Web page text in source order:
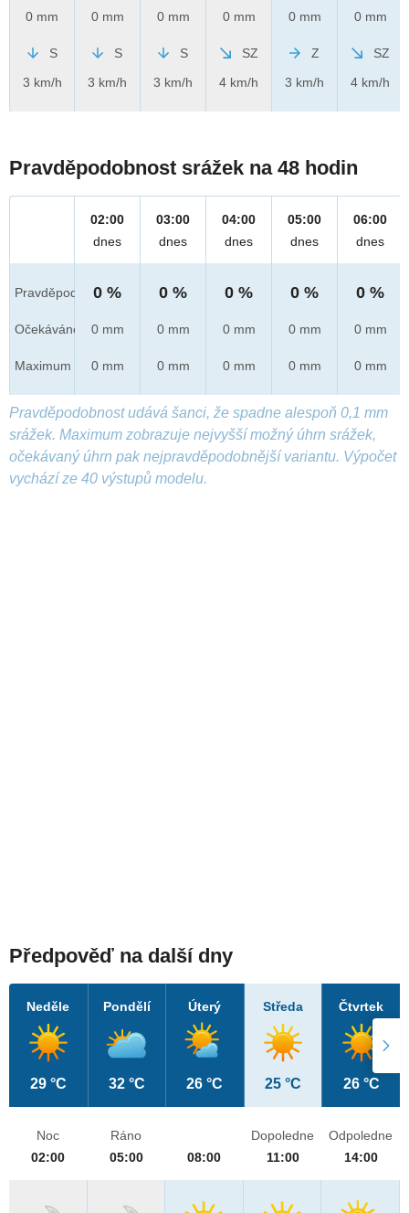
0 mm
S
3 km/h
0 mm
S
3 km/h
0 mm
S
3 km/h
0 mm
SZ
4 km/h
0 mm
Z
3 km/h
0 mm
SZ
4 km/h
Pravděpodobnost srážek na 48 hodin
Pravděpod.
Očekáváno
Maximum
02:00
dnes
0 %
0 mm
0 mm
03:00
dnes
0 %
0 mm
0 mm
04:00
dnes
0 %
0 mm
0 mm
05:00
dnes
0 %
0 mm
0 mm
06:00
dnes
0 %
0 mm
0 mm
Pravděpodobnost udává šanci, že spadne alespoň 0,1 mm
srážek. Maximum zobrazuje nejvyšší možný úhrn srážek,
očekávaný úhrn pak nejpravděpodobnější variantu. Výpočet
vychází ze 40 výstupů modelu.
Předpověď na další dny
Neděle
29 °C
Pondělí
32 °C
Úterý
26 °C
Středa
25 °C
Čtvrtek
26 °C
Noc
02:00
Ráno
05:00
08:00
Dopoledne
11:00
Odpoledne
14:00